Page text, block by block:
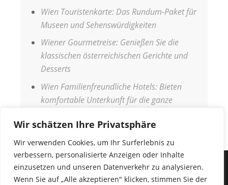
Wir schätzen Ihre Privatsphäre
Wir verwenden Cookies, um Ihr Surferlebnis zu
verbessern, personalisierte Anzeigen oder Inhalte
einzusetzen und unseren Datenverkehr zu analysieren.
Wenn Sie auf „Alle akzeptieren" klicken, stimmen Sie der
Wien Touristenkarte: Das Rundum-Paket für
Museen und Sehenswürdigkeiten
Wiener Gourmetreise: Genießen Sie die
klassischen österreichischen Gerichte und
Desserts
Wien Familienfreundliche Hotels: Bieten
komfortable Unterkunft für die ganze
IMPRESSUM